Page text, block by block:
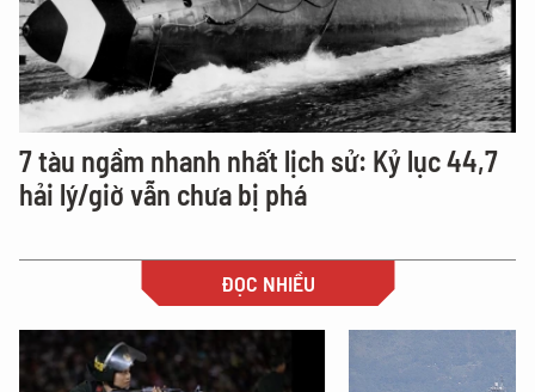
7 tàu ngầm nhanh nhất lịch sử: Kỷ lục 44,7
hải lý/giờ vẫn chưa bị phá
ĐỌC NHIỀU